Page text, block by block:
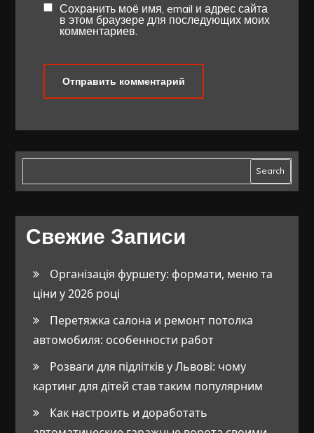
Сохранить моё имя, email и адрес сайта
в этом браузере для последующих моих
комментариев.
Search
Свежие Записи
Організація фуршету: формати, меню та
ціни у 2026 році
Перетяжка салона и ремонт потолка
автомобиля: особенности работ
Розваги для підлітків у Львові: чому
картинг для дітей став таким популярним
Как настроить и доработать